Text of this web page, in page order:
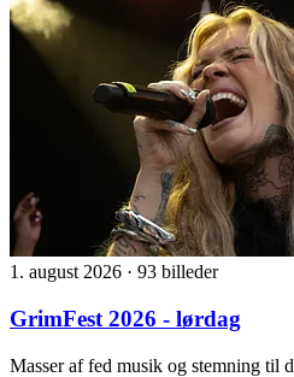
1. august 2026 · 93 billeder
GrimFest 2026 - lørdag
Masser af fed musik og stemning til